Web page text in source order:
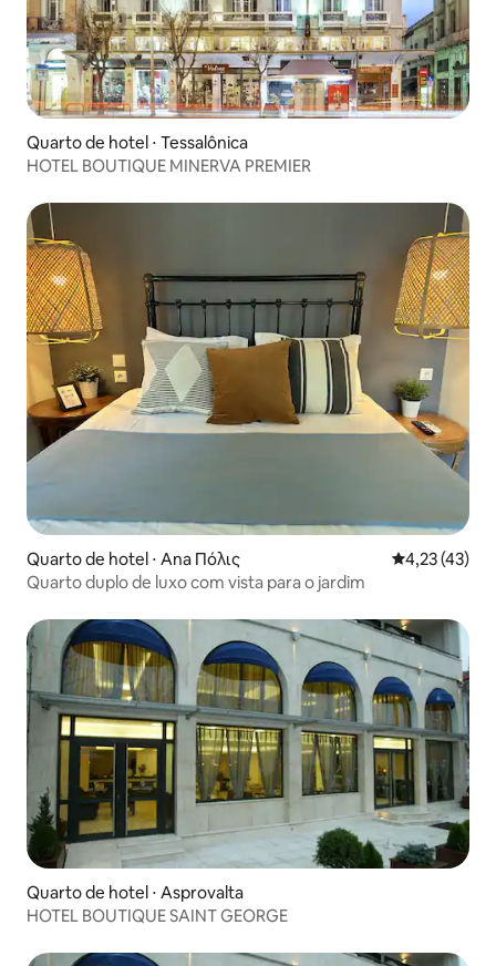
Quarto de hotel ⋅ Tessalônica
HOTEL BOUTIQUE MINERVA PREMIER
Quarto de hotel ⋅ Ana Πόλις 4,23 de uma
4,23 (43)
Quarto duplo de luxo com vista para o jardim
Quarto de hotel ⋅ Asprovalta
HOTEL BOUTIQUE SAINT GEORGE